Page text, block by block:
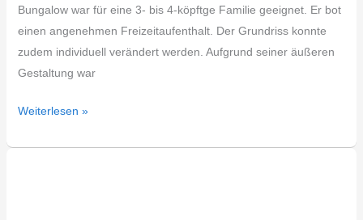
Bungalow war für eine 3- bis 4-köpftge Familie geeignet. Er bot
einen angenehmen Freizeitaufenthalt. Der Grundriss konnte
zudem individuell verändert werden. Aufgrund seiner äußeren
Gestaltung war
Weiterlesen »